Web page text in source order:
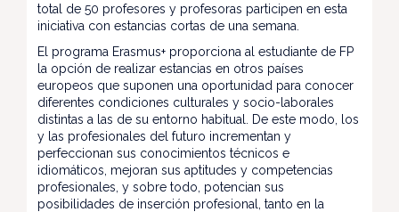
total de 50 profesores y profesoras participen en esta
iniciativa con estancias cortas de una semana.
El programa Erasmus+ proporciona al estudiante de FP
la opción de realizar estancias en otros países
europeos que suponen una oportunidad para conocer
diferentes condiciones culturales y socio-laborales
distintas a las de su entorno habitual. De este modo, los
y las profesionales del futuro incrementan y
perfeccionan sus conocimientos técnicos e
idiomáticos, mejoran sus aptitudes y competencias
profesionales, y sobre todo, potencian sus
posibilidades de inserción profesional, tanto en la